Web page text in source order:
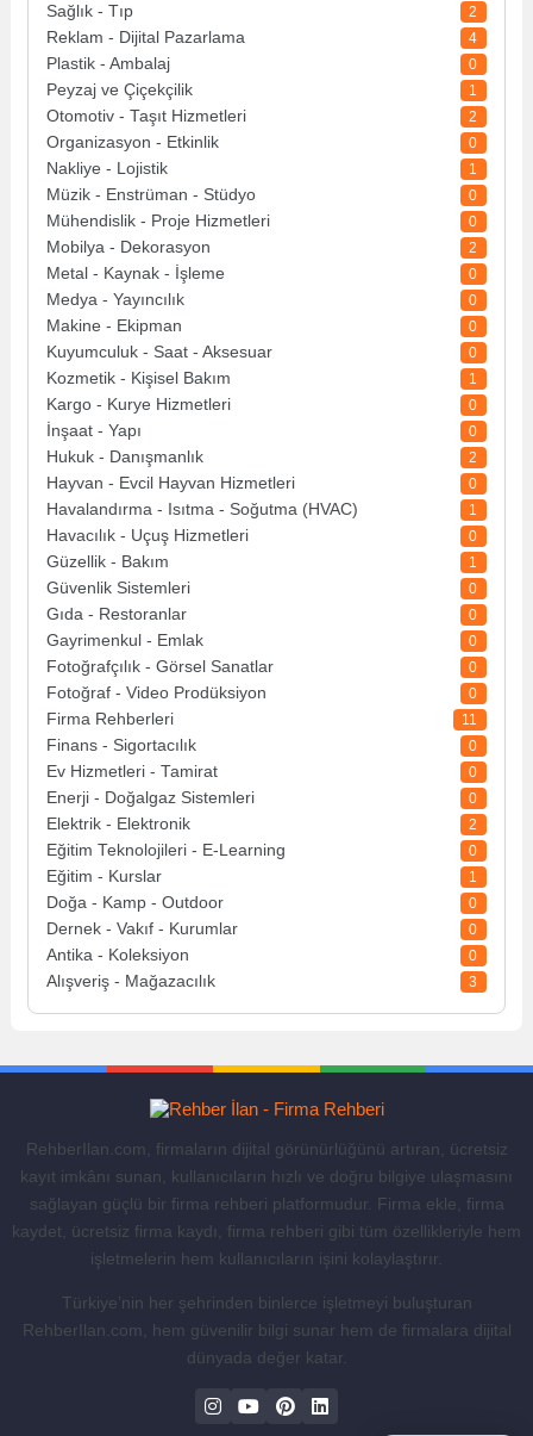
Sağlık - Tıp 2
Reklam - Dijital Pazarlama 4
Plastik - Ambalaj 0
Peyzaj ve Çiçekçilik 1
Otomotiv - Taşıt Hizmetleri 2
Organizasyon - Etkinlik 0
Nakliye - Lojistik 1
Müzik - Enstrüman - Stüdyo 0
Mühendislik - Proje Hizmetleri 0
Mobilya - Dekorasyon 2
Metal - Kaynak - İşleme 0
Medya - Yayıncılık 0
Makine - Ekipman 0
Kuyumculuk - Saat - Aksesuar 0
Kozmetik - Kişisel Bakım 1
Kargo - Kurye Hizmetleri 0
İnşaat - Yapı 0
Hukuk - Danışmanlık 2
Hayvan - Evcil Hayvan Hizmetleri 0
Havalandırma - Isıtma - Soğutma (HVAC) 1
Havacılık - Uçuş Hizmetleri 0
Güzellik - Bakım 1
Güvenlik Sistemleri 0
Gıda - Restoranlar 0
Gayrimenkul - Emlak 0
Fotoğrafçılık - Görsel Sanatlar 0
Fotoğraf - Video Prodüksiyon 0
Firma Rehberleri 11
Finans - Sigortacılık 0
Ev Hizmetleri - Tamirat 0
Enerji - Doğalgaz Sistemleri 0
Elektrik - Elektronik 2
Eğitim Teknolojileri - E-Learning 0
Eğitim - Kurslar 1
Doğa - Kamp - Outdoor 0
Dernek - Vakıf - Kurumlar 0
Antika - Koleksiyon 0
Alışveriş - Mağazacılık 3
RehberIlan.com, firmaların dijital görünürlüğünü artıran, ücretsiz
kayıt imkânı sunan, kullanıcıların hızlı ve doğru bilgiye ulaşmasını
sağlayan güçlü bir firma rehberi platformudur. Firma ekle, firma
kaydet, ücretsiz firma kaydı, firma rehberi gibi tüm özellikleriyle hem
işletmelerin hem kullanıcıların işini kolaylaştırır.
Türkiye’nin her şehrinden binlerce işletmeyi buluşturan
RehberIlan.com, hem güvenilir bilgi sunar hem de firmalara dijital
dünyada değer katar.